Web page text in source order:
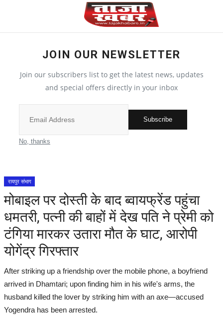
मुख्य समाचार
छत्तीसगढ़
All
सरगुजा संभाग
बिलासपुर संभाग
रायपुर संभाग
JOIN OUR NEWSLETTER
Join our subscribers list to get the latest news, updates
and special offers directly in your inbox
Subscribe
No, thanks
रायपुर संभाग
मोबाइल पर दोस्ती के बाद ब्वायफ्रेंड पहुंचा
धमतरी, पत्नी की बाहों में देख पति ने प्रेमी को
टंगिया मारकर उतारा मौत के घाट, आरोपी
योगेंद्र गिरफ्तार
After striking up a friendship over the mobile phone, a boyfriend
arrived in Dhamtari; upon finding him in his wife's arms, the
husband killed the lover by striking him with an axe—accused
Yogendra has been arrested.